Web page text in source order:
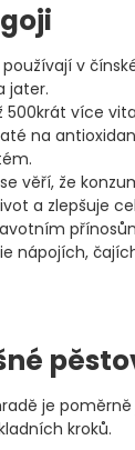
v
jater.
500krát více
na
věří, že
a zlepšuje
nápojích,
je
kroků.